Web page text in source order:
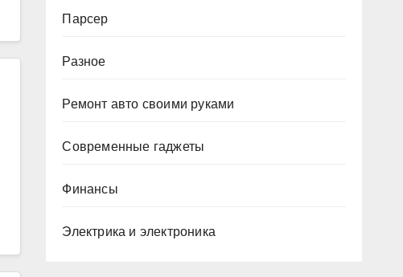
Парсер
Разное
Ремонт авто своими руками
Современные гаджеты
Финансы
Электрика и электроника